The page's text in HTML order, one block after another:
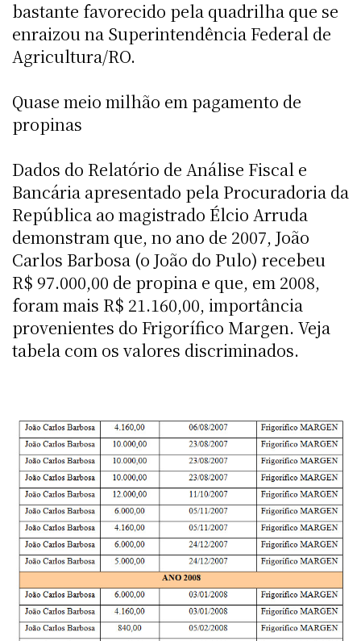
bastante favorecido pela quadrilha que se
enraizou na Superintendência Federal de
Agricultura/RO.
Quase meio milhão em pagamento de
propinas
Dados do Relatório de Análise Fiscal e
Bancária apresentado pela Procuradoria da
República ao magistrado Élcio Arruda
demonstram que, no ano de 2007, João
Carlos Barbosa (o João do Pulo) recebeu
R$ 97.000,00 de propina e que, em 2008,
foram mais R$ 21.160,00, importância
provenientes do Frigorífico Margen. Veja
tabela com os valores discriminados.